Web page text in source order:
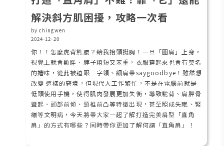
解決斜方肌困擾，攻略一次看
by chingwen
2024-12-20
你！！怎麼虎背熊腰？給我抬頭挺胸！一旦「圓肩」上身，
視覺上就會顯胖、脖子粗短又笨重，衣服穿起來也會有莫名
的嬸味，從此被迫跟一字領、細肩帶saygoodbye！雖然想
改變 這樣的窘境，但現代人工作繁忙，不是在電腦前就是
低頭使用手機，使得肌肉發展更加失衡，導致駝背、肩胛骨
聳起、頭部前傾、頸椎前凸等特徵出現，甚至照成失眠、緊
繃等文明病，今天將帶大家一起了解打造完美肩型「直角
肩」的方式有哪些？同時帶你更加了解何謂「直角肩」！